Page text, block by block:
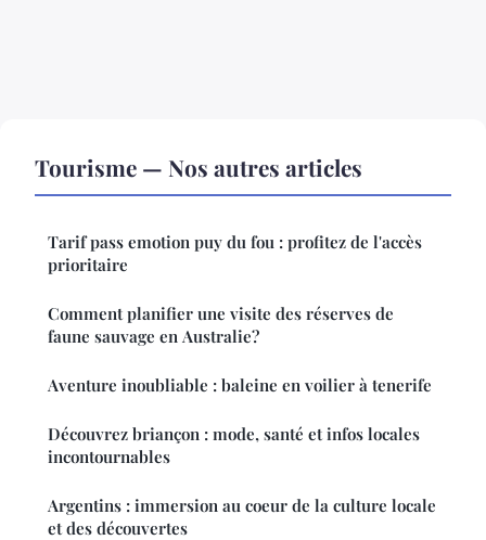
Tourisme — Nos autres articles
Tarif pass emotion puy du fou : profitez de l'accès
prioritaire
Comment planifier une visite des réserves de
faune sauvage en Australie?
Aventure inoubliable : baleine en voilier à tenerife
Découvrez briançon : mode, santé et infos locales
incontournables
Argentins : immersion au coeur de la culture locale
et des découvertes